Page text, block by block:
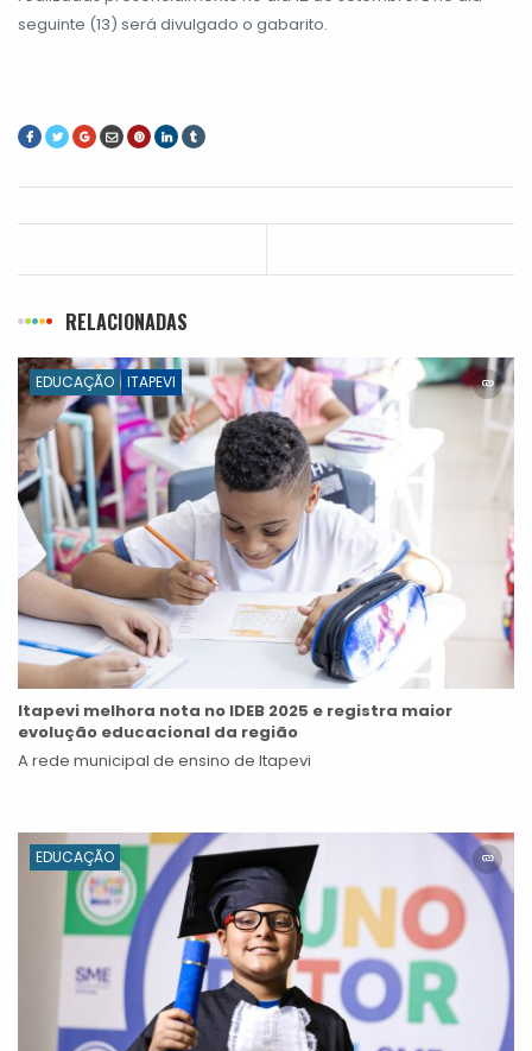
seguinte (13) será divulgado o gabarito.
RELACIONADAS
EDUCAÇÃO ITAPEVI
Itapevi melhora nota no IDEB 2025 e registra maior
evolução educacional da região
A rede municipal de ensino de Itapevi
EDUCAÇÃO